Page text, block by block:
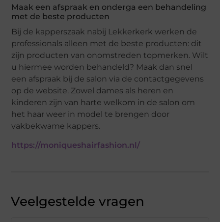
Maak een afspraak en onderga een behandeling
met de beste producten
Bij de kapperszaak nabij Lekkerkerk werken de
professionals alleen met de beste producten: dit
zijn producten van onomstreden topmerken. Wilt
u hiermee worden behandeld? Maak dan snel
een afspraak bij de salon via de contactgegevens
op de website. Zowel dames als heren en
kinderen zijn van harte welkom in de salon om
het haar weer in model te brengen door
vakbekwame kappers.
https://moniqueshairfashion.nl/
Veelgestelde vragen